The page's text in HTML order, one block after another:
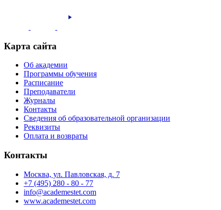
Карта сайта
Об академии
Программы обучения
Расписание
Преподаватели
Журналы
Контакты
Сведения об образовательной организации
Реквизиты
Оплата и возвраты
Контакты
Москва, ул. Павловская, д. 7
+7 (495) 280 - 80 - 77
info@academestet.com
www.academestet.com